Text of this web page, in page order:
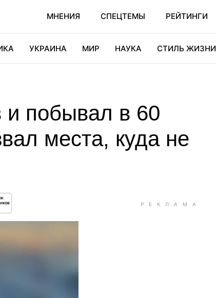
МНЕНИЯ СПЕЦТЕМЫ РЕЙТИНГИ
УКРАИНА МИР НАУКА СТИЛЬ ЖИЗНИ
и побывал в 60
места, куда не